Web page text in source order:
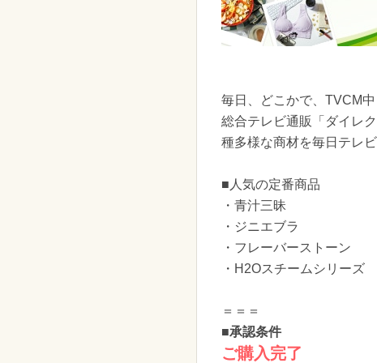
毎日、どこかで、TVCM中
総合テレビ通販「ダイレ
種多様な商材を毎日テレ
■人気の定番商品
・青汁三昧
・ジニエブラ
・フレーバーストーン
・H2Oスチームシリーズ
＝＝＝
■承認条件
ご購入完了